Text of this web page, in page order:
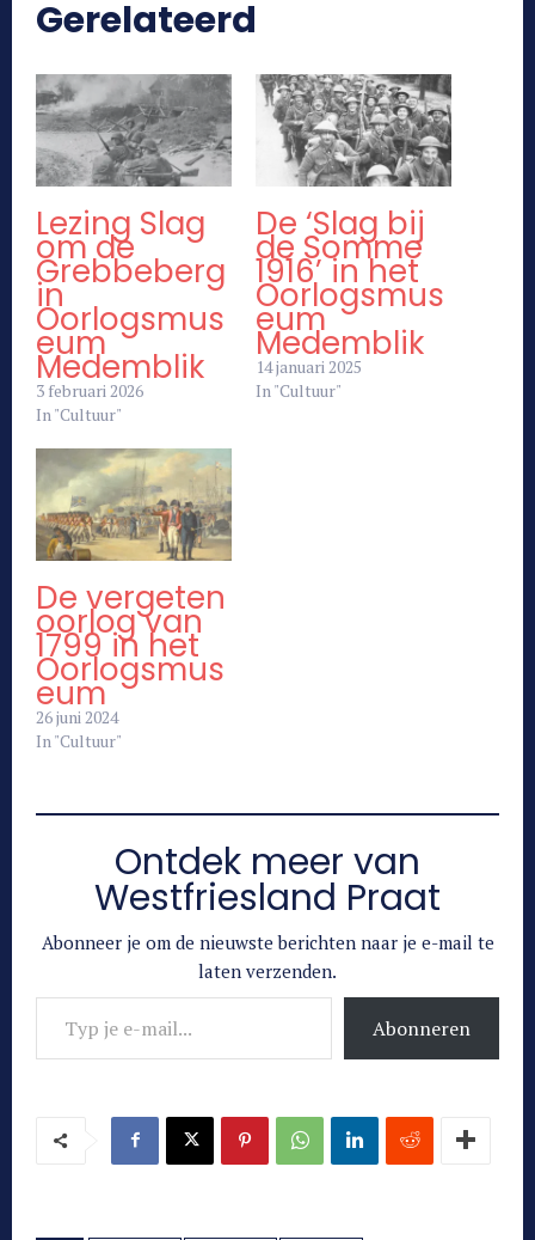
Gerelateerd
Lezing Slag
om de
Grebbeberg
in
Oorlogsmus
eum
Medemblik
3 februari 2026
In "Cultuur"
De ‘Slag bij
de Somme
1916’ in het
Oorlogsmus
eum
Medemblik
14 januari 2025
In "Cultuur"
De vergeten
oorlog van
1799 in het
Oorlogsmus
eum
26 juni 2024
In "Cultuur"
Ontdek meer van
Westfriesland Praat
Abonneer je om de nieuwste berichten naar je e-mail te
laten verzenden.
Typ je e-mail...
Abonneren